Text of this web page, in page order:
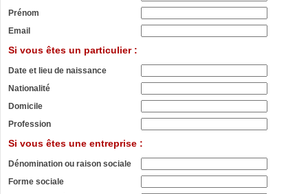
Prénom
Email
Si vous êtes un particulier :
Date et lieu de naissance
Nationalité
Domicile
Profession
Si vous êtes une entreprise :
Dénomination ou raison sociale
Forme sociale